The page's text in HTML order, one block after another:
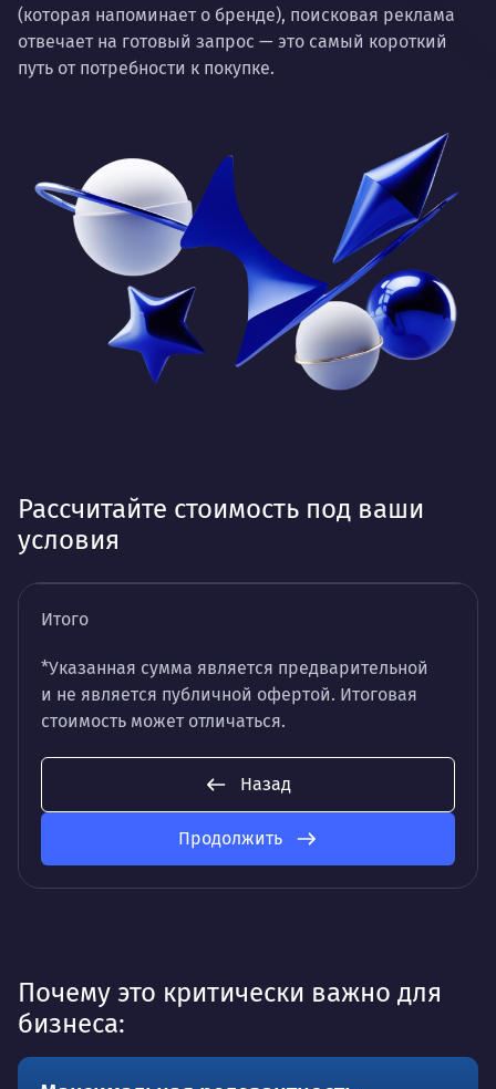
(которая напоминает о бренде), поисковая реклама
отвечает на готовый запрос — это самый короткий
путь от потребности к покупке.
Рассчитайте стоимость под ваши
условия
Итого
*Указанная сумма является предварительной
и не является публичной офертой. Итоговая
стоимость может отличаться.
Назад
Продолжить
Почему это критически важно для
бизнеса: